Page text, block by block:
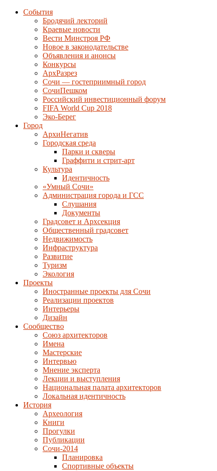
События
Бродячий лекторий
Краевые новости
Вести Минстроя РФ
Новое в законодательстве
Объявления и анонсы
Конкурсы
АрхРазрез
Сочи — гостеприимный город
СочиПешком
Российский инвестиционный форум
FIFA World Cup 2018
Эко-Берег
Город
АрхиНегатив
Городская среда
Парки и скверы
Граффити и стрит-арт
Культура
Идентичность
«Умный Сочи»
Администрация города и ГСС
Слушания
Документы
Градсовет и Архсекция
Общественный градсовет
Недвижимость
Инфраструктура
Развитие
Туризм
Экология
Проекты
Иностранные проекты для Сочи
Реализации проектов
Интерьеры
Дизайн
Сообщество
Союз архитекторов
Имена
Мастерские
Интервью
Мнение эксперта
Лекции и выступления
Национальная палата архитекторов
Локальная идентичность
История
Археология
Книги
Прогулки
Публикации
Сочи-2014
Планировка
Спортивные объекты